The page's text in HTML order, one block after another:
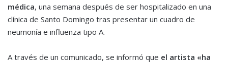
médica, una semana después de ser hospitalizado en una
clínica de Santo Domingo tras presentar un cuadro de
neumonía e influenza tipo A.
A través de un comunicado, se informó que el artista «ha